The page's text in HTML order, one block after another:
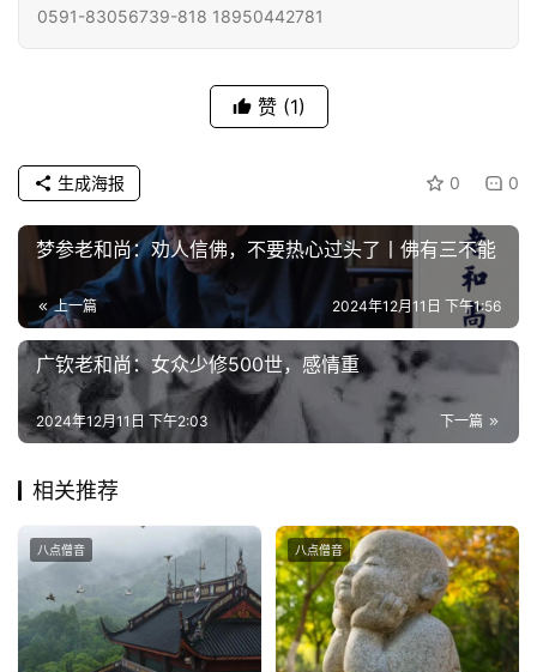
益
慈
善
佛
教
人
物
寺
巡
频
登录 注册
0591-83056739-818 18950442781
赞 (1)
0 0
生成海报
梦参老和尚：劝人信佛，不要热心过头了丨佛有三不能
上一篇 2024年12月11日 下午1:56
广钦老和尚：女众少修500世，感情重
下一篇
2024年12月11日 下午2:03
相关推荐
八点僧音 八点僧音